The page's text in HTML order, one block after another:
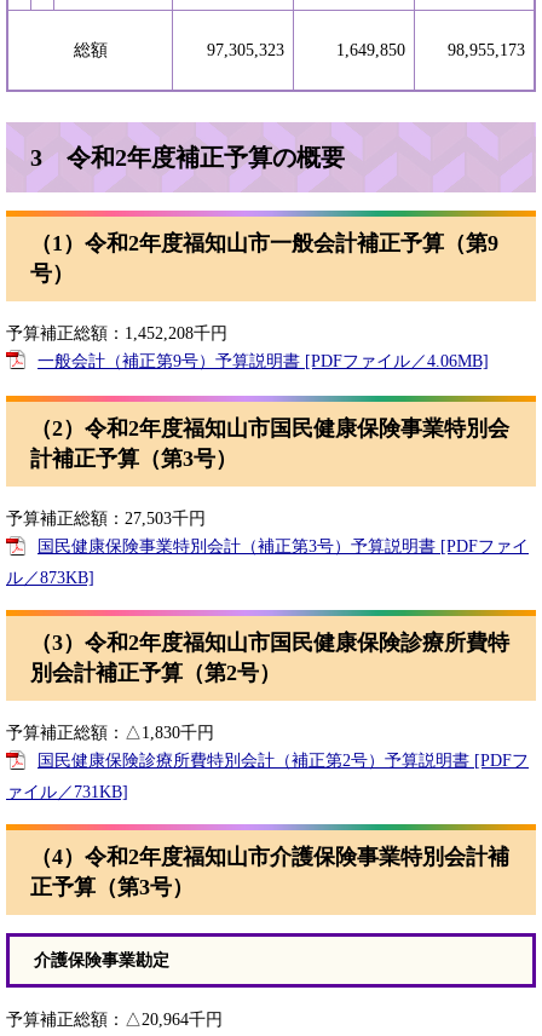
総額 97,305,323 1,649,850 98,955,173
3 令和2年度補正予算の概要
（1）令和2年度福知山市一般会計補正予算（第9
号）
予算補正総額：1,452,208千円
一般会計（補正第9号）予算説明書 [PDFファイル／4.06MB]
（2）令和2年度福知山市国民健康保険事業特別会
計補正予算（第3号）
予算補正総額：27,503千円
国民健康保険事業特別会計（補正第3号）予算説明書 [PDFファイ
ル／873KB]
（3）令和2年度福知山市国民健康保険診療所費特
別会計補正予算（第2号）
予算補正総額：△1,830千円
国民健康保険診療所費特別会計（補正第2号）予算説明書 [PDFフ
ァイル／731KB]
（4）令和2年度福知山市介護保険事業特別会計補
正予算（第3号）
介護保険事業勘定
予算補正総額：△20,964千円